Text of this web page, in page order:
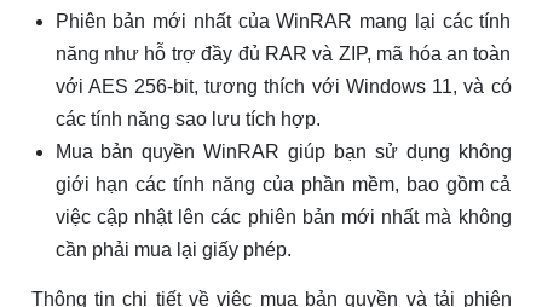
Phiên bản mới nhất của WinRAR mang lại các tính
năng như hỗ trợ đầy đủ RAR và ZIP, mã hóa an toàn
với AES 256-bit, tương thích với Windows 11, và có
các tính năng sao lưu tích hợp.
Mua bản quyền WinRAR giúp bạn sử dụng không
giới hạn các tính năng của phần mềm, bao gồm cả
việc cập nhật lên các phiên bản mới nhất mà không
cần phải mua lại giấy phép.
Thông tin chi tiết về việc mua bản quyền và tải phiên